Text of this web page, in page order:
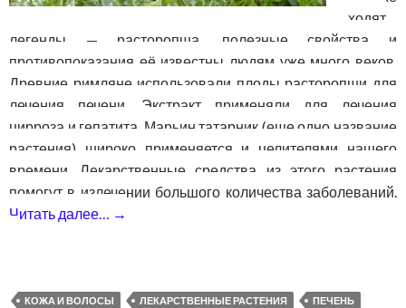
ходят
легенды — расторопша, полезные свойства и
противопоказания её известны людям уже много веков.
Древние римляне использовали плоды расторопши для
лечения печени. Экстракт применяли для лечения
цирроза и гепатита. Марьин татарник (еще одно название
растения) широко применяется и целителями нашего
времени. Лекарственные средства из этого растения
помогут в излечении большого количества заболеваний.
Читать далее… →
КОЖА И ВОЛОСЫ ЛЕКАРСТВЕННЫЕ РАСТЕНИЯ ПЕЧЕНЬ